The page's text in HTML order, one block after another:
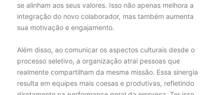
se alinham aos seus valores. Isso não apenas melhora a
integração do novo colaborador, mas também aumenta
sua motivação e engajamento.
Além disso, ao comunicar os aspectos culturais desde o
processo seletivo, a organização atrai pessoas que
realmente compartilham da mesma missão. Essa sinergia
resulta em equipes mais coesas e produtivas, refletindo